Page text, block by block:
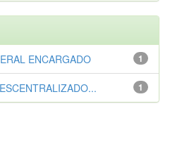
1
ENCARGADO
1